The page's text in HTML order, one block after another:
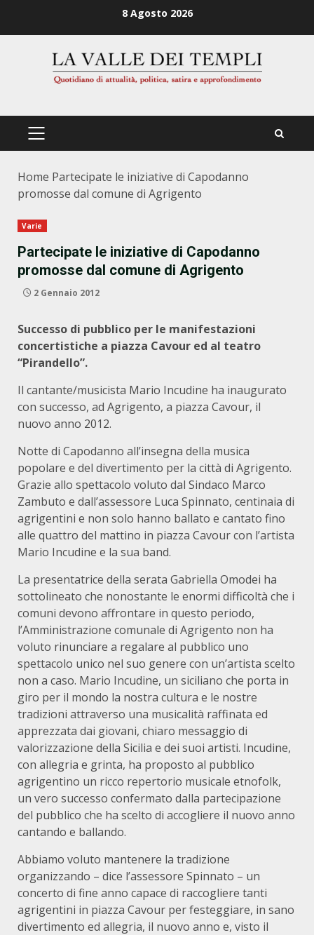
8 Agosto 2026
PRIMÄRES
Home Partecipate le iniziative di Capodanno
promosse dal comune di Agrigento
Varie
Partecipate le iniziative di Capodanno
promosse dal comune di Agrigento
2 Gennaio 2012
Successo di pubblico per le manifestazioni
concertistiche a piazza Cavour ed al teatro
“Pirandello”.
Il cantante/musicista Mario Incudine ha inaugurato
con successo, ad Agrigento, a piazza Cavour, il
nuovo anno 2012.
Notte di Capodanno all’insegna della musica
popolare e del divertimento per la città di Agrigento.
Grazie allo spettacolo voluto dal Sindaco Marco
Zambuto e dall’assessore Luca Spinnato, centinaia di
agrigentini e non solo hanno ballato e cantato fino
alle quattro del mattino in piazza Cavour con l’artista
Mario Incudine e la sua band.
La presentatrice della serata Gabriella Omodei ha
sottolineato che nonostante le enormi difficoltà che i
comuni devono affrontare in questo periodo,
l’Amministrazione comunale di Agrigento non ha
voluto rinunciare a regalare al pubblico uno
spettacolo unico nel suo genere con un’artista scelto
non a caso. Mario Incudine, un siciliano che porta in
giro per il mondo la nostra cultura e le nostre
tradizioni attraverso una musicalità raffinata ed
apprezzata dai giovani, chiaro messaggio di
valorizzazione della Sicilia e dei suoi artisti. Incudine,
con allegria e grinta, ha proposto al pubblico
agrigentino un ricco repertorio musicale etnofolk,
un vero successo confermato dalla partecipazione
del pubblico che ha scelto di accogliere il nuovo anno
cantando e ballando.
Abbiamo voluto mantenere la tradizione
organizzando – dice l’assessore Spinnato – un
concerto di fine anno capace di raccogliere tanti
agrigentini in piazza Cavour per festeggiare, in sano
divertimento ed allegria, il nuovo anno e, visto il